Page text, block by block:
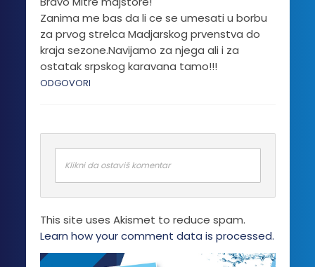
proizvoda.
Zanima me bas da li ce se umesati u borbu
za prvog strelca Madjarskog prvenstva do
kraja sezone.Navijamo za njega ali i za
ostatak srpskog karavana tamo!!!
ODGOVORI
Klikni da ostaviš komentar
This site uses Akismet to reduce spam.
Learn how your comment data is processed.